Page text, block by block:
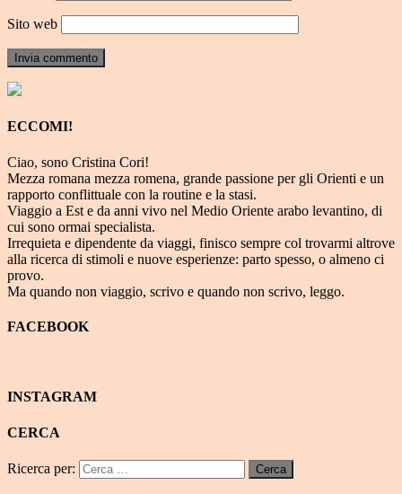
Sito web
ECCOMI!
Ciao, sono Cristina Cori!
Mezza romana mezza romena, grande passione per gli Orienti e un
rapporto conflittuale con la routine e la stasi.
Viaggio a Est e da anni vivo nel Medio Oriente arabo levantino, di
cui sono ormai specialista.
Irrequieta e dipendente da viaggi, finisco sempre col trovarmi altrove
alla ricerca di stimoli e nuove esperienze: parto spesso, o almeno ci
provo.
Ma quando non viaggio, scrivo e quando non scrivo, leggo.
FACEBOOK
INSTAGRAM
CERCA
Ricerca per: